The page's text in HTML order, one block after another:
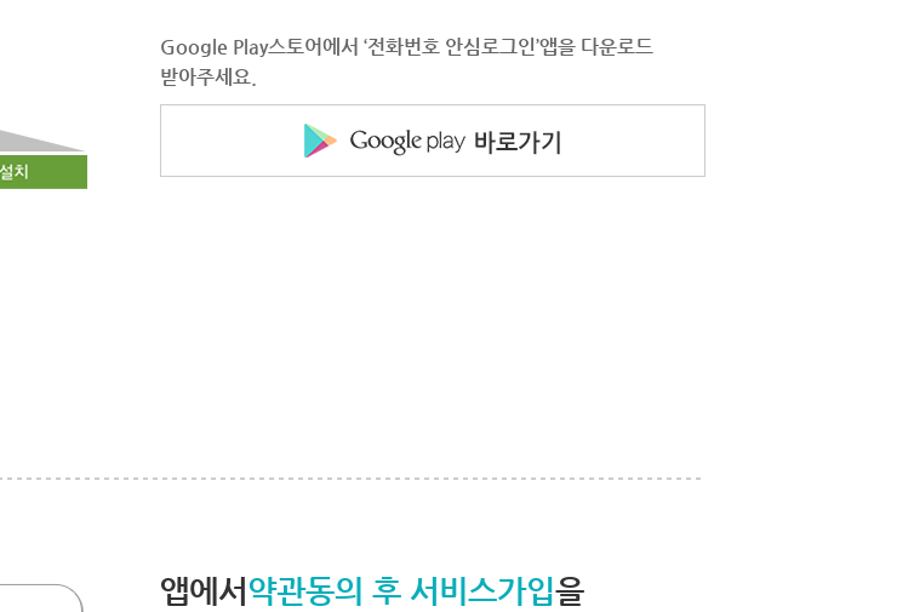
Google Play스토어에서 ‘전화번호 안심로그인’앱을 다운로드
받아주세요.
앱에서 약관동의 후 서비스가입을